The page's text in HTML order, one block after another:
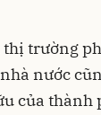
trường
nước
của thành